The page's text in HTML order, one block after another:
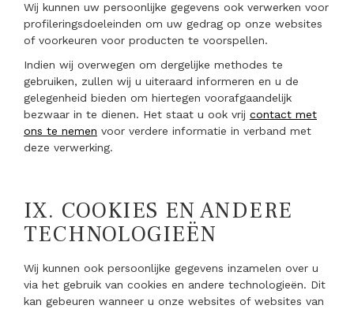
Wij kunnen uw persoonlijke gegevens ook verwerken voor
profileringsdoeleinden om uw gedrag op onze websites
of voorkeuren voor producten te voorspellen.
Indien wij overwegen om dergelijke methodes te
gebruiken, zullen wij u uiteraard informeren en u de
gelegenheid bieden om hiertegen voorafgaandelijk
bezwaar in te dienen. Het staat u ook vrij contact met
ons te nemen voor verdere informatie in verband met
deze verwerking.
IX. COOKIES EN ANDERE
TECHNOLOGIEËN
Wij kunnen ook persoonlijke gegevens inzamelen over u
via het gebruik van cookies en andere technologieën. Dit
kan gebeuren wanneer u onze websites of websites van